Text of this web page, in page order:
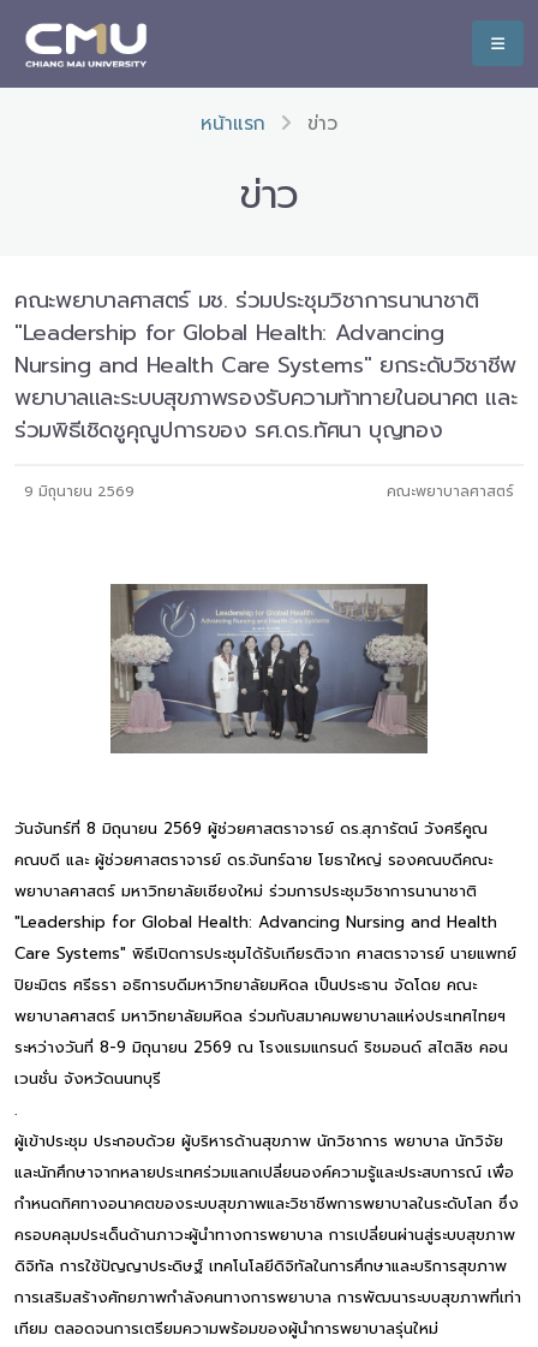
หน้าแรก ข่าว
ข่าว
คณะพยาบาลศาสตร์ มช. ร่วมประชุมวิชาการนานาชาติ
"Leadership for Global Health: Advancing
Nursing and Health Care Systems" ยกระดับวิชาชีพ
พยาบาลและระบบสุขภาพรองรับความท้าทายในอนาคต และ
ร่วมพิธีเชิดชูคุณูปการของ รศ.ดร.ทัศนา บุญทอง
9 มิถุนายน 2569 คณะพยาบาลศาสตร์
วันจันทร์ที่ 8 มิถุนายน 2569 ผู้ช่วยศาสตราจารย์ ดร.สุภารัตน์ วังศรีคูณ
คณบดี และ ผู้ช่วยศาสตราจารย์ ดร.จันทร์ฉาย โยธาใหญ่ รองคณบดีคณะ
พยาบาลศาสตร์ มหาวิทยาลัยเชียงใหม่ ร่วมการประชุมวิชาการนานาชาติ
"Leadership for Global Health: Advancing Nursing and Health
Care Systems" พิธีเปิดการประชุมได้รับเกียรติจาก ศาสตราจารย์ นายแพทย์
ปิยะมิตร ศรีธรา อธิการบดีมหาวิทยาลัยมหิดล เป็นประธาน จัดโดย คณะ
พยาบาลศาสตร์ มหาวิทยาลัยมหิดล ร่วมกับสมาคมพยาบาลแห่งประเทศไทยฯ
ระหว่างวันที่ 8-9 มิถุนายน 2569 ณ โรงแรมแกรนด์ ริชมอนด์ สไตลิช คอน
เวนชั่น จังหวัดนนทบุรี
.
ผู้เข้าประชุม ประกอบด้วย ผู้บริหารด้านสุขภาพ นักวิชาการ พยาบาล นักวิจัย
และนักศึกษาจากหลายประเทศร่วมแลกเปลี่ยนองค์ความรู้และประสบการณ์ เพื่อ
กำหนดทิศทางอนาคตของระบบสุขภาพและวิชาชีพการพยาบาลในระดับโลก ซึ่ง
ครอบคลุมประเด็นด้านภาวะผู้นำทางการพยาบาล การเปลี่ยนผ่านสู่ระบบสุขภาพ
ดิจิทัล การใช้ปัญญาประดิษฐ์ เทคโนโลยีดิจิทัลในการศึกษาและบริการสุขภาพ
การเสริมสร้างศักยภาพกำลังคนทางการพยาบาล การพัฒนาระบบสุขภาพที่เท่า
เทียม ตลอดจนการเตรียมความพร้อมของผู้นำการพยาบาลรุ่นใหม่